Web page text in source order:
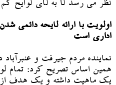
نظر می رسد لا به لای لوایح
اولویت با ارائه لایحه دائمی
اداری است
نماینده مردم جیرفت و
همین اساس تصریح کرد: تمام
یک ماهیت داشته و یک هدف از